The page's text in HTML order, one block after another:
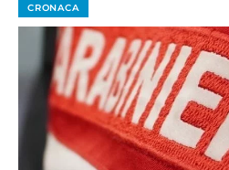
CRONACA